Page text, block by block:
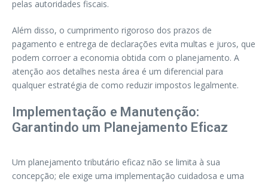
pelas autoridades fiscais.
Além disso, o cumprimento rigoroso dos prazos de
pagamento e entrega de declarações evita multas e juros, que
podem corroer a economia obtida com o planejamento. A
atenção aos detalhes nesta área é um diferencial para
qualquer estratégia de como reduzir impostos legalmente.
Implementação e Manutenção:
Garantindo um Planejamento Eficaz
Um planejamento tributário eficaz não se limita à sua
concepção; ele exige uma implementação cuidadosa e uma